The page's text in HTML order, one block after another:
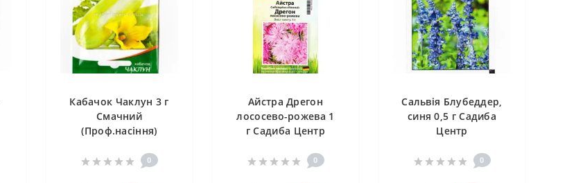
Кабачок Чаклун 3 г
Смачний
(Проф.насіння)
0
Айстра Дрегон
лососево-рожева 1
г Садиба Центр
0
Сальвія Блубеддер,
синя 0,5 г Садиба
Центр
0